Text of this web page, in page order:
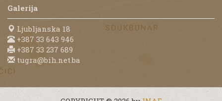
Galerija
Ljubljanska 18
+387 33 643 946
+387 33 237 689
tugra@bih.net.ba